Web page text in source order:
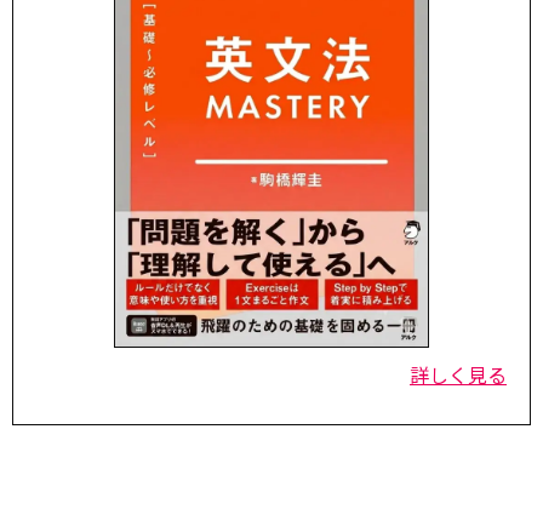
詳しく見る